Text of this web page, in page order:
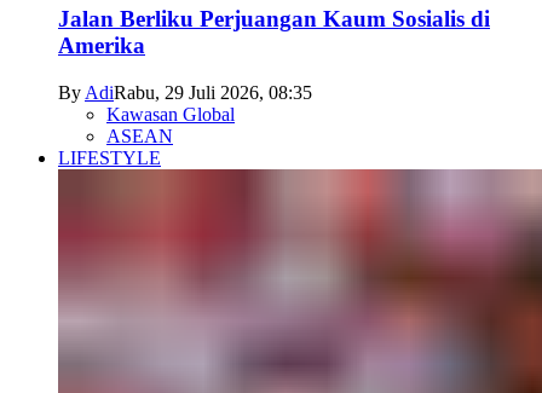
Jalan Berliku Perjuangan Kaum Sosialis di
Amerika
By AdiRabu, 29 Juli 2026, 08:35
Kawasan Global
ASEAN
LIFESTYLE